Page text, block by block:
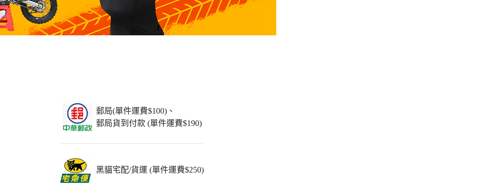
郵局(單件運費$100)、
郵局貨到付款 (單件運費$190)
黑貓宅配/貨運 (單件運費$250)